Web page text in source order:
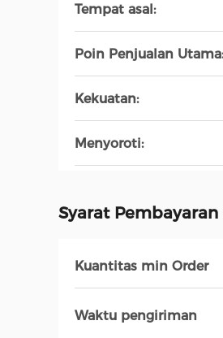
Tempat asal:
Poin Penjualan Utama:
Kekuatan:
Menyoroti:
Syarat
Kuantitas min Order
Waktu pengiriman